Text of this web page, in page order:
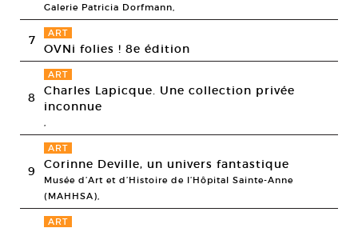
Galerie Patricia Dorfmann,
7 ART
OVNi folies ! 8e édition
8
ART
Charles Lapicque. Une collection privée
inconnue
,
9
ART
Corinne Deville, un univers fantastique
Musée d’Art et d’Histoire de l’Hôpital Sainte-Anne
(MAHHSA),
ART